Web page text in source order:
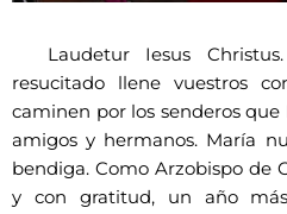
Laudetur Iesus
resucitado llene vuestros
caminen por los senderos que
amigos y hermanos. María
bendiga. Como Arzobispo de
y con gratitud, un año